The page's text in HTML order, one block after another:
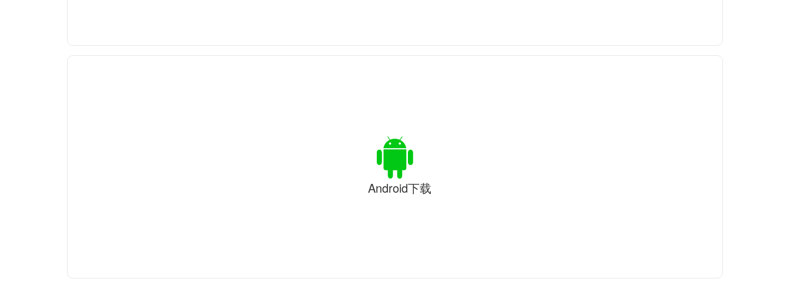
Android下载